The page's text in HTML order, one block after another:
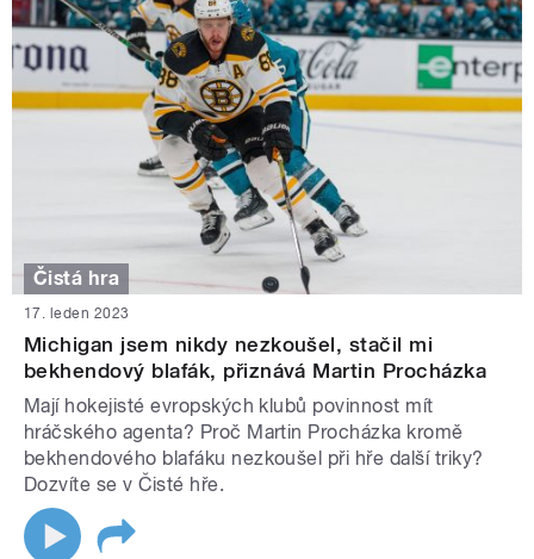
Čistá hra
17. leden 2023
Michigan jsem nikdy nezkoušel, stačil mi
bekhendový blafák, přiznává Martin Procházka
Mají hokejisté evropských klubů povinnost mít
hráčského agenta? Proč Martin Procházka kromě
bekhendového blafáku nezkoušel při hře další triky?
Dozvíte se v Čisté hře.